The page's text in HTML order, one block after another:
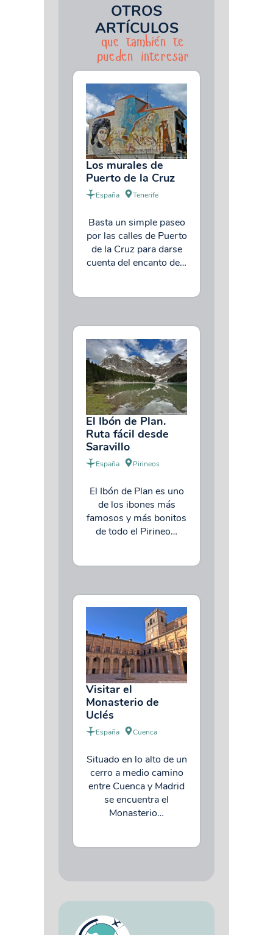
OTROS
ARTÍCULOS
que también te
pueden interesar
Los murales de
Puerto de la Cruz
España Tenerife
Basta un simple paseo
por las calles de Puerto
de la Cruz para darse
cuenta del encanto de…
El Ibón de Plan.
Ruta fácil desde
Saravillo
España Pirineos
El Ibón de Plan es uno
de los ibones más
famosos y más bonitos
de todo el Pirineo…
Visitar el
Monasterio de
Uclés
España Cuenca
Situado en lo alto de un
cerro a medio camino
entre Cuenca y Madrid
se encuentra el
Monasterio…